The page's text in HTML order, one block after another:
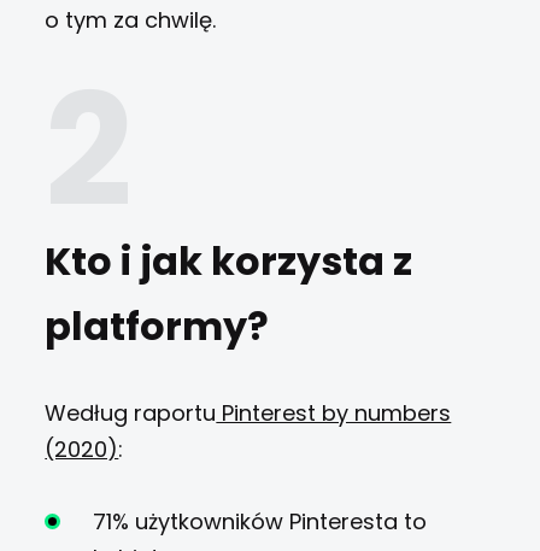
o tym za chwilę.
Kto i jak korzysta z
platformy?
Według raportu Pinterest by numbers
(2020):
71% użytkowników Pinteresta to